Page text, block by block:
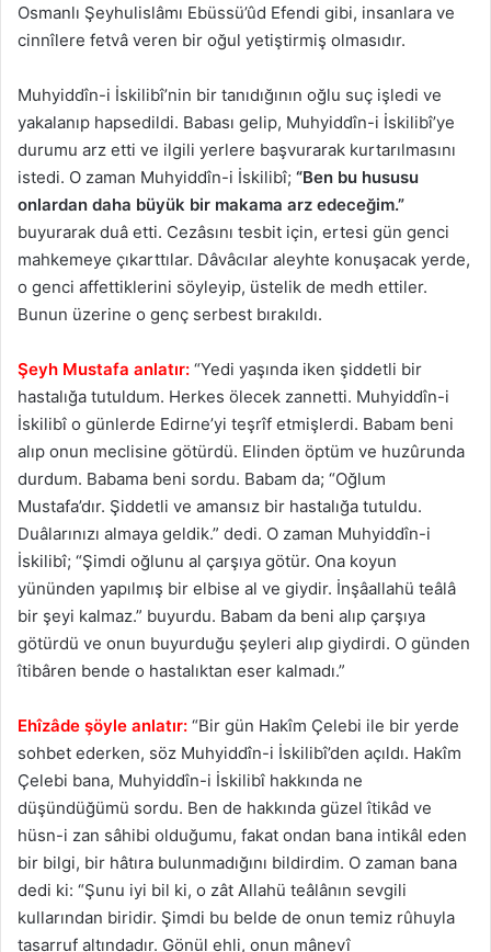
Osmanlı Şeyhulislâmı Ebüssü’ûd Efendi gibi, insanlara ve
cinnîlere fetvâ veren bir oğul yetiştirmiş olmasıdır.
Muhyiddîn-i İskilibî’nin bir tanıdığının oğlu suç işledi ve
yakalanıp hapsedildi. Babası gelip, Muhyiddîn-i İskilibî’ye
durumu arz etti ve ilgili yerlere başvurarak kurtarılmasını
istedi. O zaman Muhyiddîn-i İskilibî; “Ben bu hususu
onlardan daha büyük bir makama arz edeceğim.”
buyurarak duâ etti. Cezâsını tesbit için, ertesi gün genci
mahkemeye çıkarttılar. Dâvâcılar aleyhte konuşacak yerde,
o genci affettiklerini söyleyip, üstelik de medh ettiler.
Bunun üzerine o genç serbest bırakıldı.
Şeyh Mustafa anlatır: “Yedi yaşında iken şiddetli bir
hastalığa tutuldum. Herkes ölecek zannetti. Muhyiddîn-i
İskilibî o günlerde Edirne’yi teşrîf etmişlerdi. Babam beni
alıp onun meclisine götürdü. Elinden öptüm ve huzûrunda
durdum. Babama beni sordu. Babam da; “Oğlum
Mustafa’dır. Şiddetli ve amansız bir hastalığa tutuldu.
Duâlarınızı almaya geldik.” dedi. O zaman Muhyiddîn-i
İskilibî; “Şimdi oğlunu al çarşıya götür. Ona koyun
yününden yapılmış bir elbise al ve giydir. İnşâallahü teâlâ
bir şeyi kalmaz.” buyurdu. Babam da beni alıp çarşıya
götürdü ve onun buyurduğu şeyleri alıp giydirdi. O günden
îtibâren bende o hastalıktan eser kalmadı.”
Ehîzâde şöyle anlatır: “Bir gün Hakîm Çelebi ile bir yerde
sohbet ederken, söz Muhyiddîn-i İskilibî’den açıldı. Hakîm
Çelebi bana, Muhyiddîn-i İskilibî hakkında ne
düşündüğümü sordu. Ben de hakkında güzel îtikâd ve
hüsn-i zan sâhibi olduğumu, fakat ondan bana intikâl eden
bir bilgi, bir hâtıra bulunmadığını bildirdim. O zaman bana
dedi ki: “Şunu iyi bil ki, o zât Allahü teâlânın sevgili
kullarından biridir. Şimdi bu belde de onun temiz rûhuyla
tasarruf altındadır. Gönül ehli, onun mânevî